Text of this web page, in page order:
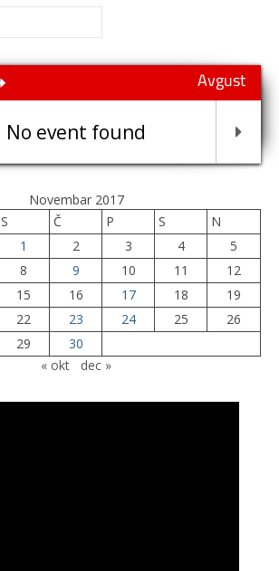
Avgust
No event found
Novembar 2017
S Č P S
N
1
2 3 4
5
8 9 10 11
12
15 16 17 18
19
22 23 24 25
26
29
30
« okt
dec »